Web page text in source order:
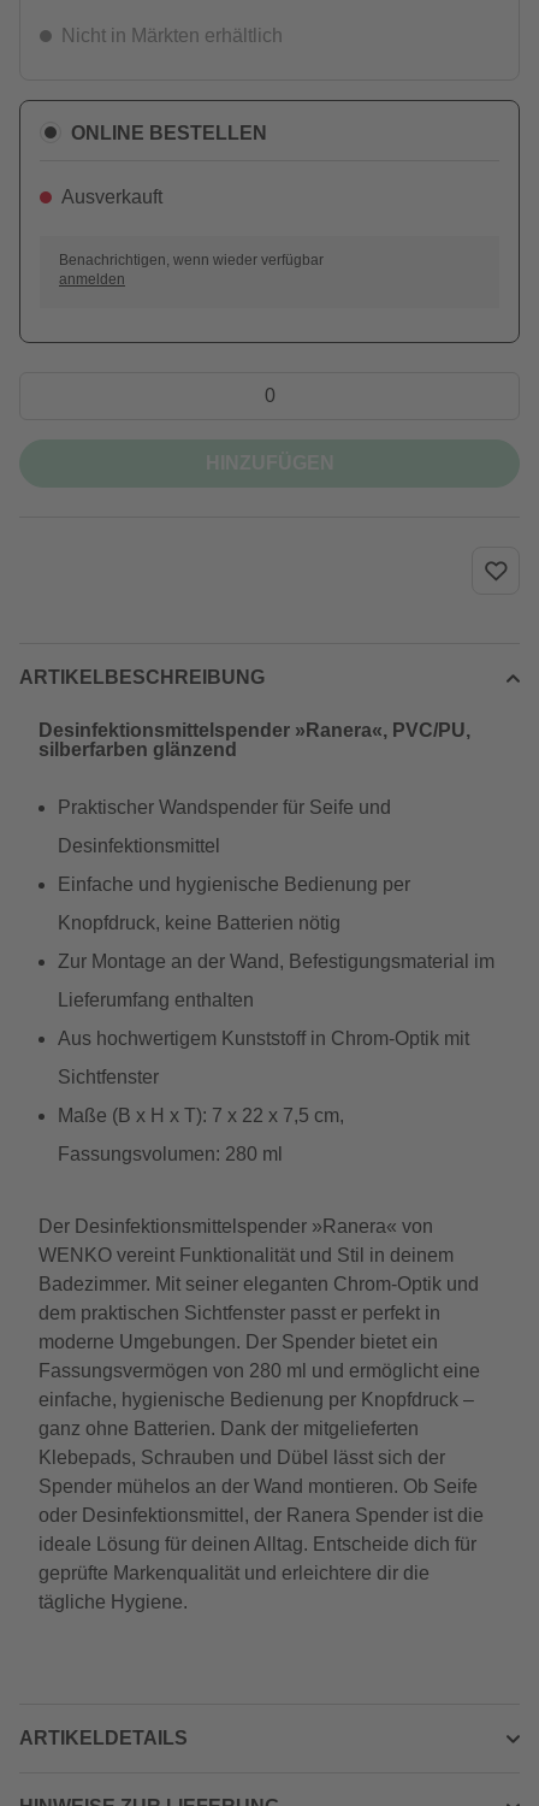
Nicht in Märkten erhältlich
ONLINE BESTELLEN
Ausverkauft
Benachrichtigen, wenn wieder verfügbar
anmelden
ARTIKELBESCHREIBUNG
Desinfektionsmittelspender »Ranera«, PVC/PU,
silberfarben glänzend
Praktischer Wandspender für Seife und
Desinfektionsmittel
Einfache und hygienische Bedienung per
Knopfdruck, keine Batterien nötig
Zur Montage an der Wand, Befestigungsmaterial im
Lieferumfang enthalten
Aus hochwertigem Kunststoff in Chrom-Optik mit
Sichtfenster
Maße (B x H x T): 7 x 22 x 7,5 cm,
Fassungsvolumen: 280 ml
Der Desinfektionsmittelspender »Ranera« von
WENKO vereint Funktionalität und Stil in deinem
Badezimmer. Mit seiner eleganten Chrom-Optik und
dem praktischen Sichtfenster passt er perfekt in
moderne Umgebungen. Der Spender bietet ein
Fassungsvermögen von 280 ml und ermöglicht eine
einfache, hygienische Bedienung per Knopfdruck –
ganz ohne Batterien. Dank der mitgelieferten
Klebepads, Schrauben und Dübel lässt sich der
Spender mühelos an der Wand montieren. Ob Seife
oder Desinfektionsmittel, der Ranera Spender ist die
ideale Lösung für deinen Alltag. Entscheide dich für
geprüfte Markenqualität und erleichtere dir die
tägliche Hygiene.
ARTIKELDETAILS